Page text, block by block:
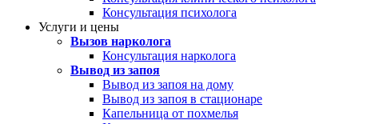
Консультация психолога
Услуги и цены
Вызов нарколога
Консультация нарколога
Вывод из запоя
Вывод из запоя на дому
Вывод из запоя в стационаре
Капельница от похмелья